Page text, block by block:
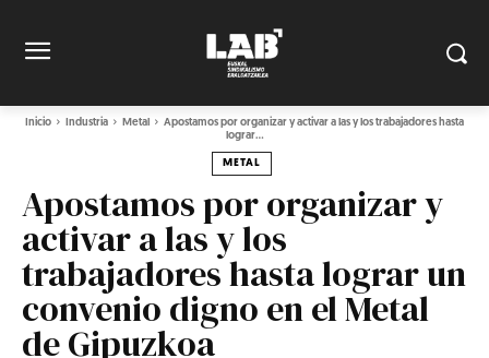
Inicio Industria Metal
Apostamos por organizar y activar a las y los trabajadores hasta
lograr...
METAL
Apostamos por organizar y
activar a las y los
trabajadores hasta lograr un
convenio digno en el Metal
de Gipuzkoa